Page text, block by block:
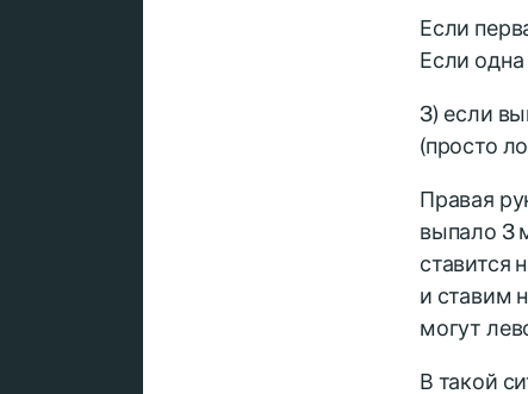
Если
Если
3) если
(просто
Правая
выпало 3
ставится
и ставим
могут
В такой